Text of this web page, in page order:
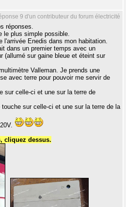
9 d'un contributeur du forum électricité
réponses.
le plus simple possible.
l'arrivée Enedis dans mon habitation.
dans un premier temps avec un
(allumé sur gaine bleue et éteint sur
Valleman. Je prends une
avec terre pour pouvoir me servir de
sur celle-ci et une sur la terre de
sur celle-ci et une sur la terre de la
cliquez dessus.